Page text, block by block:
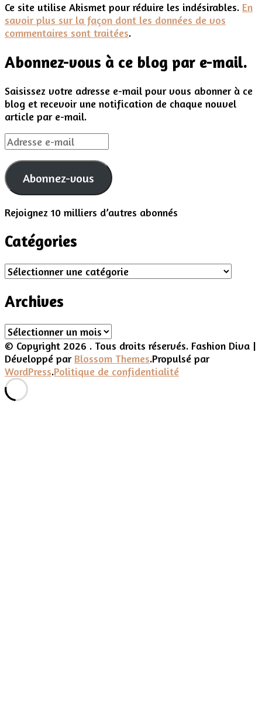
Ce site utilise Akismet pour réduire les indésirables. En
savoir plus sur la façon dont les données de vos
commentaires sont traitées.
Abonnez-vous à ce blog par e-mail.
Saisissez votre adresse e-mail pour vous abonner à ce
blog et recevoir une notification de chaque nouvel
article par e-mail.
Adresse
e-
mail
Abonnez-vous
Rejoignez 10 milliers d’autres abonnés
Catégories
Catégories
Archives
Archives
© Copyright 2026 . Tous droits réservés. Fashion Diva |
Développé par Blossom Themes.Propulsé par
WordPress.Politique de confidentialité